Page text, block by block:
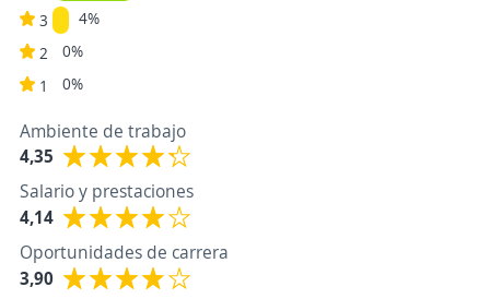
3
4%
2
0%
1
0%
Ambiente de trabajo
4,35
Salario y prestaciones
4,14
Oportunidades de carrera
3,90